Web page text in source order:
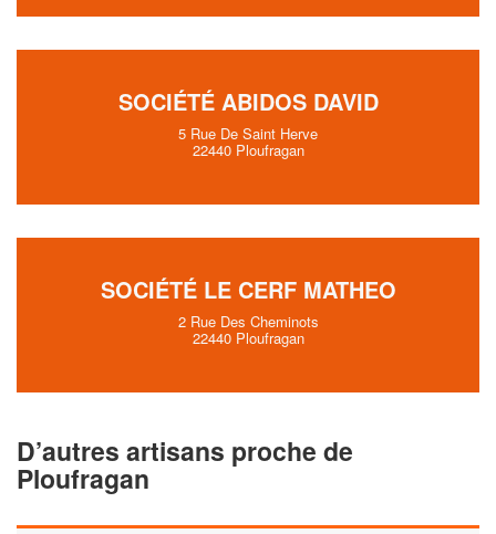
SOCIÉTÉ ABIDOS DAVID
5 Rue De Saint Herve
22440 Ploufragan
SOCIÉTÉ LE CERF MATHEO
2 Rue Des Cheminots
22440 Ploufragan
D’autres artisans proche de
Ploufragan